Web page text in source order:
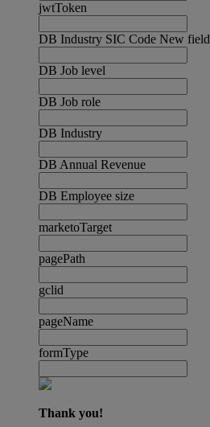
jwtToken
DB Industry SIC Code New field
DB Job level
DB Job role
DB Industry
DB Annual Revenue
DB Employee size
marketoTarget
pagePath
gclid
pageName
formType
Thank you!